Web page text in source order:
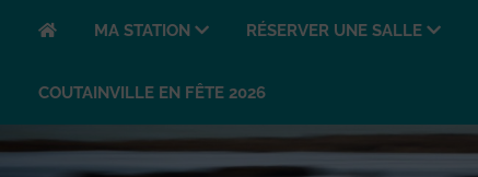
MA STATION RÉSERVER UNE SALLE
COUTAINVILLE EN FÊTE 2026